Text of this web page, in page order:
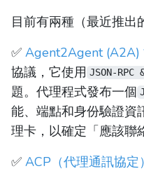
目前有兩種（最近推出
✅ Agent2Agent (A2A)
協議，它使用 JSON-
題。代理程式發布一個
能、端點和身份驗證資
理卡，以確定「應該聯
✅ ACP（代理通訊協定）